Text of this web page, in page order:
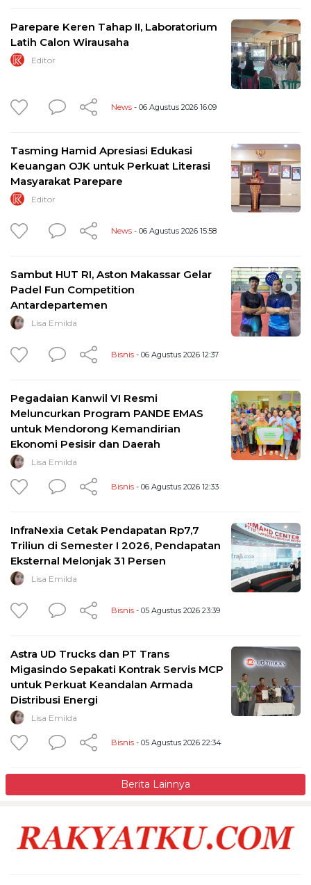
Parepare Keren Tahap II, Laboratorium
Latih Calon Wirausaha
Editor
News - 06 Agustus 2026 16:09
Tasming Hamid Apresiasi Edukasi
Keuangan OJK untuk Perkuat Literasi
Masyarakat Parepare
Editor
News - 06 Agustus 2026 15:58
Sambut HUT RI, Aston Makassar Gelar
Padel Fun Competition
Antardepartemen
Lisa Emilda
Bisnis - 06 Agustus 2026 12:37
Pegadaian Kanwil VI Resmi
Meluncurkan Program PANDE EMAS
untuk Mendorong Kemandirian
Ekonomi Pesisir dan Daerah
Lisa Emilda
Bisnis - 06 Agustus 2026 12:33
InfraNexia Cetak Pendapatan Rp7,7
Triliun di Semester I 2026, Pendapatan
Eksternal Melonjak 31 Persen
Lisa Emilda
Bisnis - 05 Agustus 2026 23:39
Astra UD Trucks dan PT Trans
Migasindo Sepakati Kontrak Servis MCP
untuk Perkuat Keandalan Armada
Distribusi Energi
Lisa Emilda
Bisnis - 05 Agustus 2026 22:34
Berita Lainnya